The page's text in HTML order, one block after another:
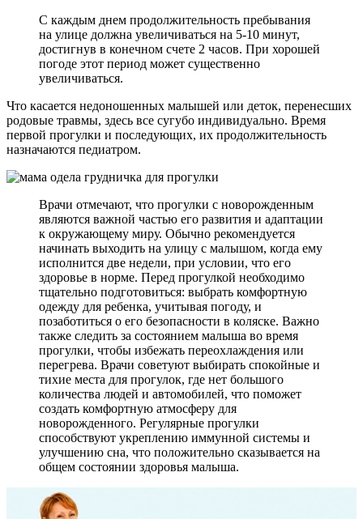
С каждым днем продолжительность пребывания
на улице должна увеличиваться на 5-10 минут,
достигнув в конечном счете 2 часов. При хорошей
погоде этот период может существенно
увеличиваться.
Что касается недоношенных малышей или деток, перенесших
родовые травмы, здесь все сугубо индивидуально. Время
первой прогулки и последующих, их продолжительность
назначаются педиатром.
Врачи отмечают, что прогулки с новорожденным
являются важной частью его развития и адаптации
к окружающему миру. Обычно рекомендуется
начинать выходить на улицу с малышом, когда ему
исполнится две недели, при условии, что его
здоровье в норме. Перед прогулкой необходимо
тщательно подготовиться: выбрать комфортную
одежду для ребенка, учитывая погоду, и
позаботиться о его безопасности в коляске. Важно
также следить за состоянием малыша во время
прогулки, чтобы избежать переохлаждения или
перегрева. Врачи советуют выбирать спокойные и
тихие места для прогулок, где нет большого
количества людей и автомобилей, что поможет
создать комфортную атмосферу для
новорожденного. Регулярные прогулки
способствуют укреплению иммунной системы и
улучшению сна, что положительно сказывается на
общем состоянии здоровья малыша.